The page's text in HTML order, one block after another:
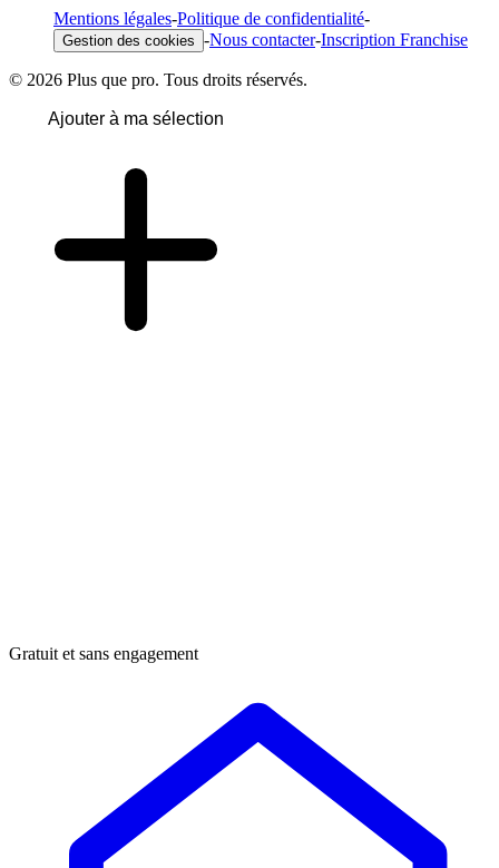
Mentions légales-Politique de confidentialité-
Gestion des cookies -Nous contacter-Inscription Franchise
© 2026 Plus que pro. Tous droits réservés.
Ajouter à ma sélection
Gratuit et sans engagement